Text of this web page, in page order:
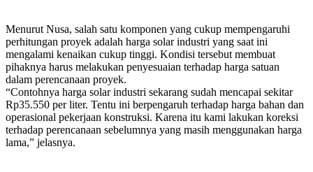
Menurut Nusa, salah satu komponen yang cukup mempengaruhi
perhitungan proyek adalah harga solar industri yang saat ini
mengalami kenaikan cukup tinggi. Kondisi tersebut membuat
pihaknya harus melakukan penyesuaian terhadap harga satuan
dalam perencanaan proyek.
“Contohnya harga solar industri sekarang sudah mencapai sekitar
Rp35.550 per liter. Tentu ini berpengaruh terhadap harga bahan dan
operasional pekerjaan konstruksi. Karena itu kami lakukan koreksi
terhadap perencanaan sebelumnya yang masih menggunakan harga
lama,” jelasnya.